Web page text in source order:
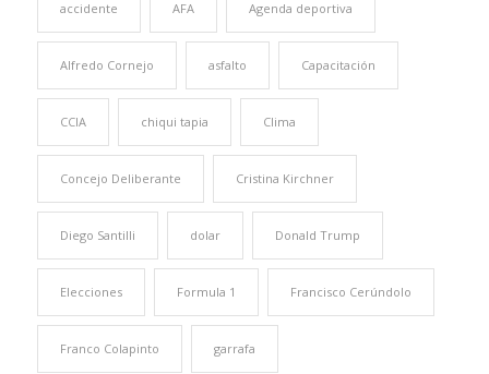
accidente AFA Agenda deportiva
Alfredo Cornejo asfalto Capacitación
CCIA chiqui tapia Clima
Concejo Deliberante Cristina Kirchner
Diego Santilli dolar Donald Trump
Elecciones Formula 1 Francisco Cerúndolo
Franco Colapinto garrafa